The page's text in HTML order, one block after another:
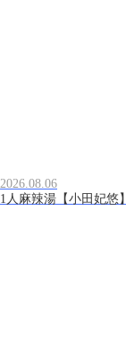
2026.08.06
1人麻辣湯【小田妃悠】